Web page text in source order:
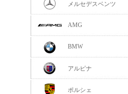
メルセデスベンツ
AMG
BMW
アルピナ
ポルシェ